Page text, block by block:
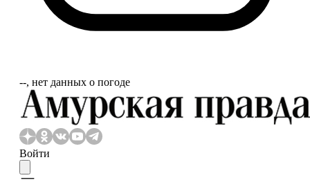
‐‐, нет данных о погоде
Войти